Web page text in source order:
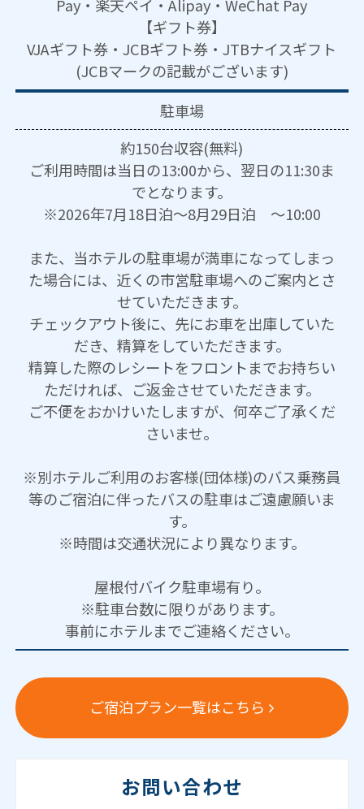
Pay・楽天ペイ・Alipay・WeChat Pay
【ギフト券】
VJAギフト券・JCBギフト券・JTBナイスギフト
(JCBマークの記載がございます)
駐車場
約150台収容(無料)
ご利用時間は当日の13:00から、翌日の11:30ま
でとなります。
※2026年7月18日泊～8月29日泊 ～10:00
また、当ホテルの駐車場が満車になってしまっ
た場合には、近くの市営駐車場へのご案内とさ
せていただきます。
チェックアウト後に、先にお車を出庫していた
だき、精算をしていただきます。
精算した際のレシートをフロントまでお持ちい
ただければ、ご返金させていただきます。
ご不便をおかけいたしますが、何卒ご了承くだ
さいませ。
※別ホテルご利用のお客様(団体様)のバス乗務員
等のご宿泊に伴ったバスの駐車はご遠慮願いま
す。
※時間は交通状況により異なります。
屋根付バイク駐車場有り。
※駐車台数に限りがあります。
事前にホテルまでご連絡ください。
ご宿泊プラン一覧はこちら
お問い合わせ